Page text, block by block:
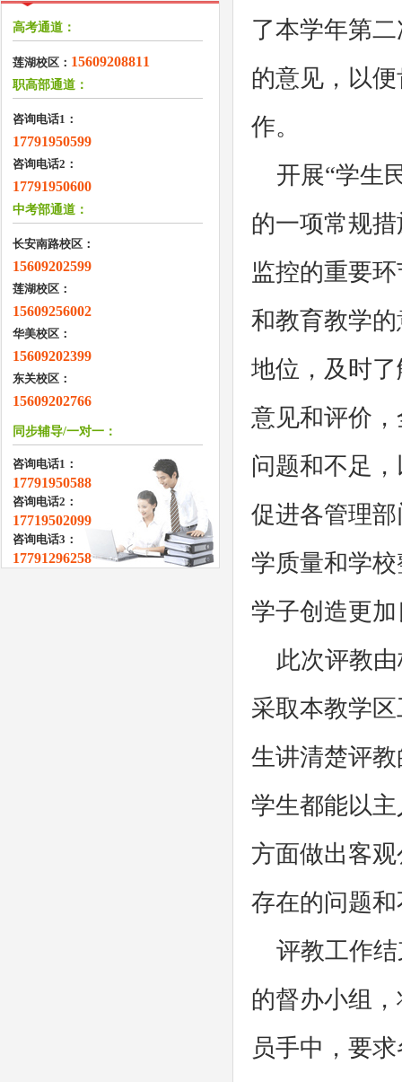
高考通道：
莲湖校区： 15609208811
职高部通道：
咨询电话1：
17791950599
咨询电话2：
17791950600
中考部通道：
长安南路校区：
15609202599
莲湖校区：
15609256002
华美校区：
15609202399
东关校区：
15609202766
同步辅导/一对一：
咨询电话1：
17791950588
咨询电话2：
17719502099
咨询电话3：
17791296258
了本学年第
的意见，以
作。
开展“学生
的一项常规
监控的重要
和教育教学
地位，及时
意见和评价
问题和不足
促进各管理
学质量和学
学子创造更
此次评教由
采取本教学
生讲清楚评
学生都能以
方面做出客
存在的问题
评教工作结
的督办小组
员手中，要